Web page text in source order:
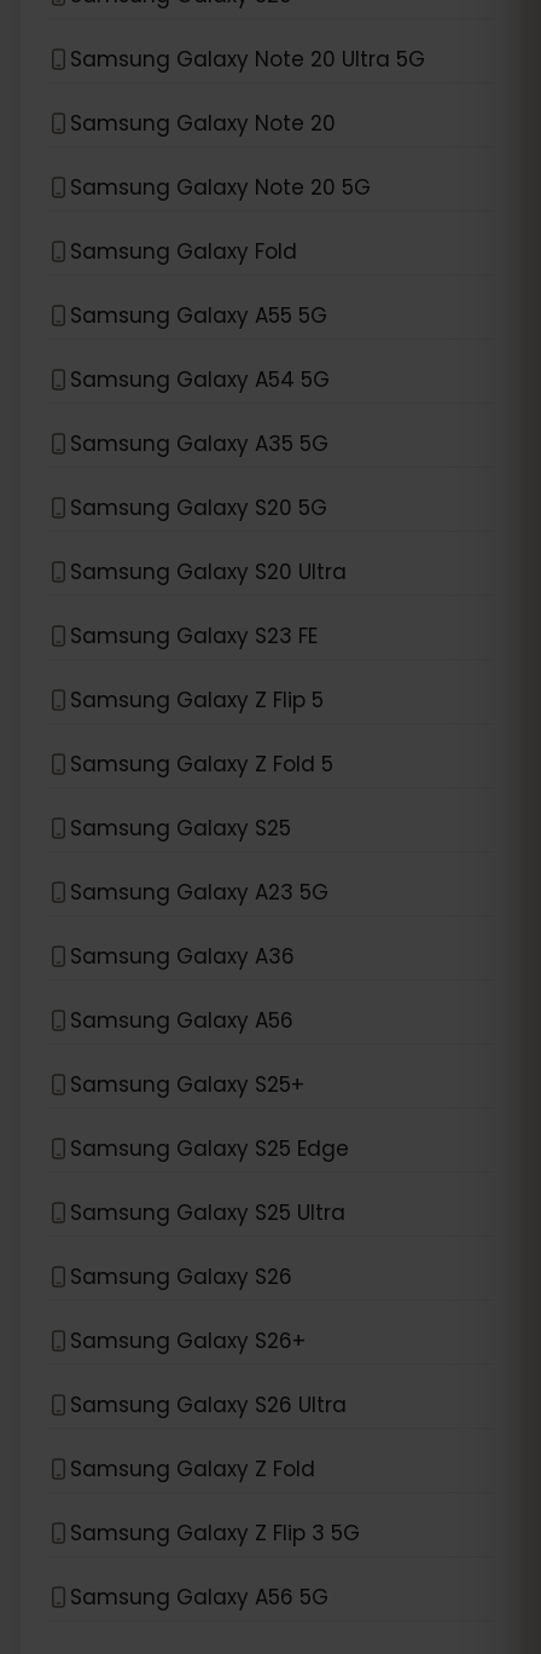
Samsung Galaxy Note 20 Ultra 5G
Samsung Galaxy Note 20
Samsung Galaxy Note 20 5G
Samsung Galaxy Fold
Samsung Galaxy A55 5G
Samsung Galaxy A54 5G
Samsung Galaxy A35 5G
Samsung Galaxy S20 5G
Samsung Galaxy S20 Ultra
Samsung Galaxy S23 FE
Samsung Galaxy Z Flip 5
Samsung Galaxy Z Fold 5
Samsung Galaxy S25
Samsung Galaxy A23 5G
Samsung Galaxy A36
Samsung Galaxy A56
Samsung Galaxy S25+
Samsung Galaxy S25 Edge
Samsung Galaxy S25 Ultra
Samsung Galaxy S26
Samsung Galaxy S26+
Samsung Galaxy S26 Ultra
Samsung Galaxy Z Fold
Samsung Galaxy Z Flip 3 5G
Samsung Galaxy A56 5G